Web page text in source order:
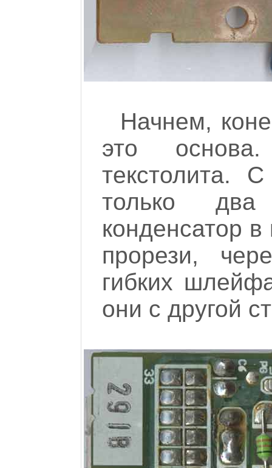
Начнем,
это основа.
текстолита.
только
конденсатор
прорези,
гибких
они с другой